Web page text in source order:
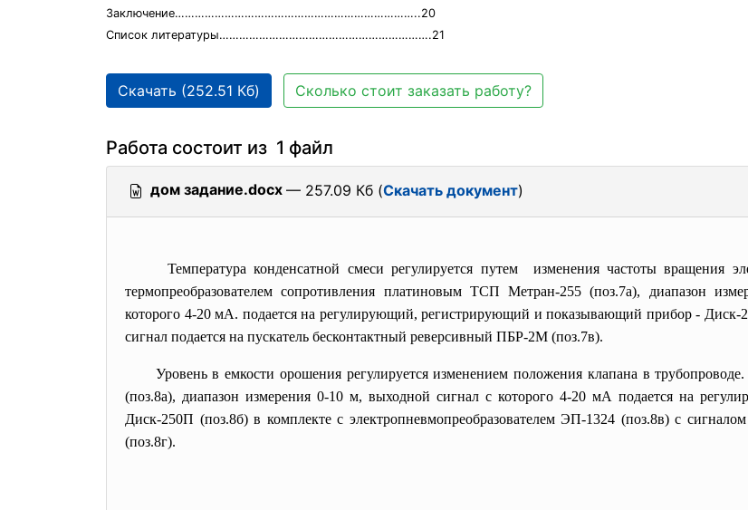
Заключение………………………………………………………………..20
Список литературы……………………………………………………….21
Скачать (252.51 Кб) Сколько стоит заказать работу?
Работа состоит из 1 файл
дом задание.docx — 257.09 Кб (Скачать документ)
Температура конденсатной смеси регулируется путем изменения частоты вращения
термопреобразователем сопротивления платиновым ТСП Метран-255 (поз.7а), диапазон
которого 4-20 мА. подается на регулирующий, регистрирующий и показывающий прибор - Диск-
сигнал подается на пускатель бесконтактный реверсивный ПБР-2М (поз.7в).
Уровень в емкости орошения регулируется изменением положения клапана в
(поз.8а), диапазон измерения 0-10 м, выходной сигнал с которого 4-20 мА подается на
Диск-250П (поз.8б) в комплекте с электропневмопреобразователем ЭП-1324 (поз.8в) с
(поз.8г).